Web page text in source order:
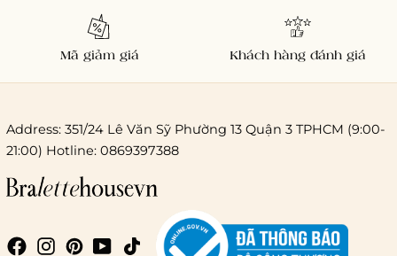
Chi phí giao hàng
Mã giảm giá Khách hàng đánh giá
Address: 351/24 Lê Văn Sỹ Phường 13 Quận 3 TPHCM (9:00-
21:00) Hotline: 0869397388